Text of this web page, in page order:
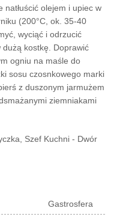
olejem i upiec w
(200°C, ok. 35-40
wyciąć i odrzucić
kostkę. Doprawić
ogniu na maśle do
sosu czosnkowego marki
z duszonym jarmużem
ziemniakami
Szef Kuchni - Dwór
Gastrosfera